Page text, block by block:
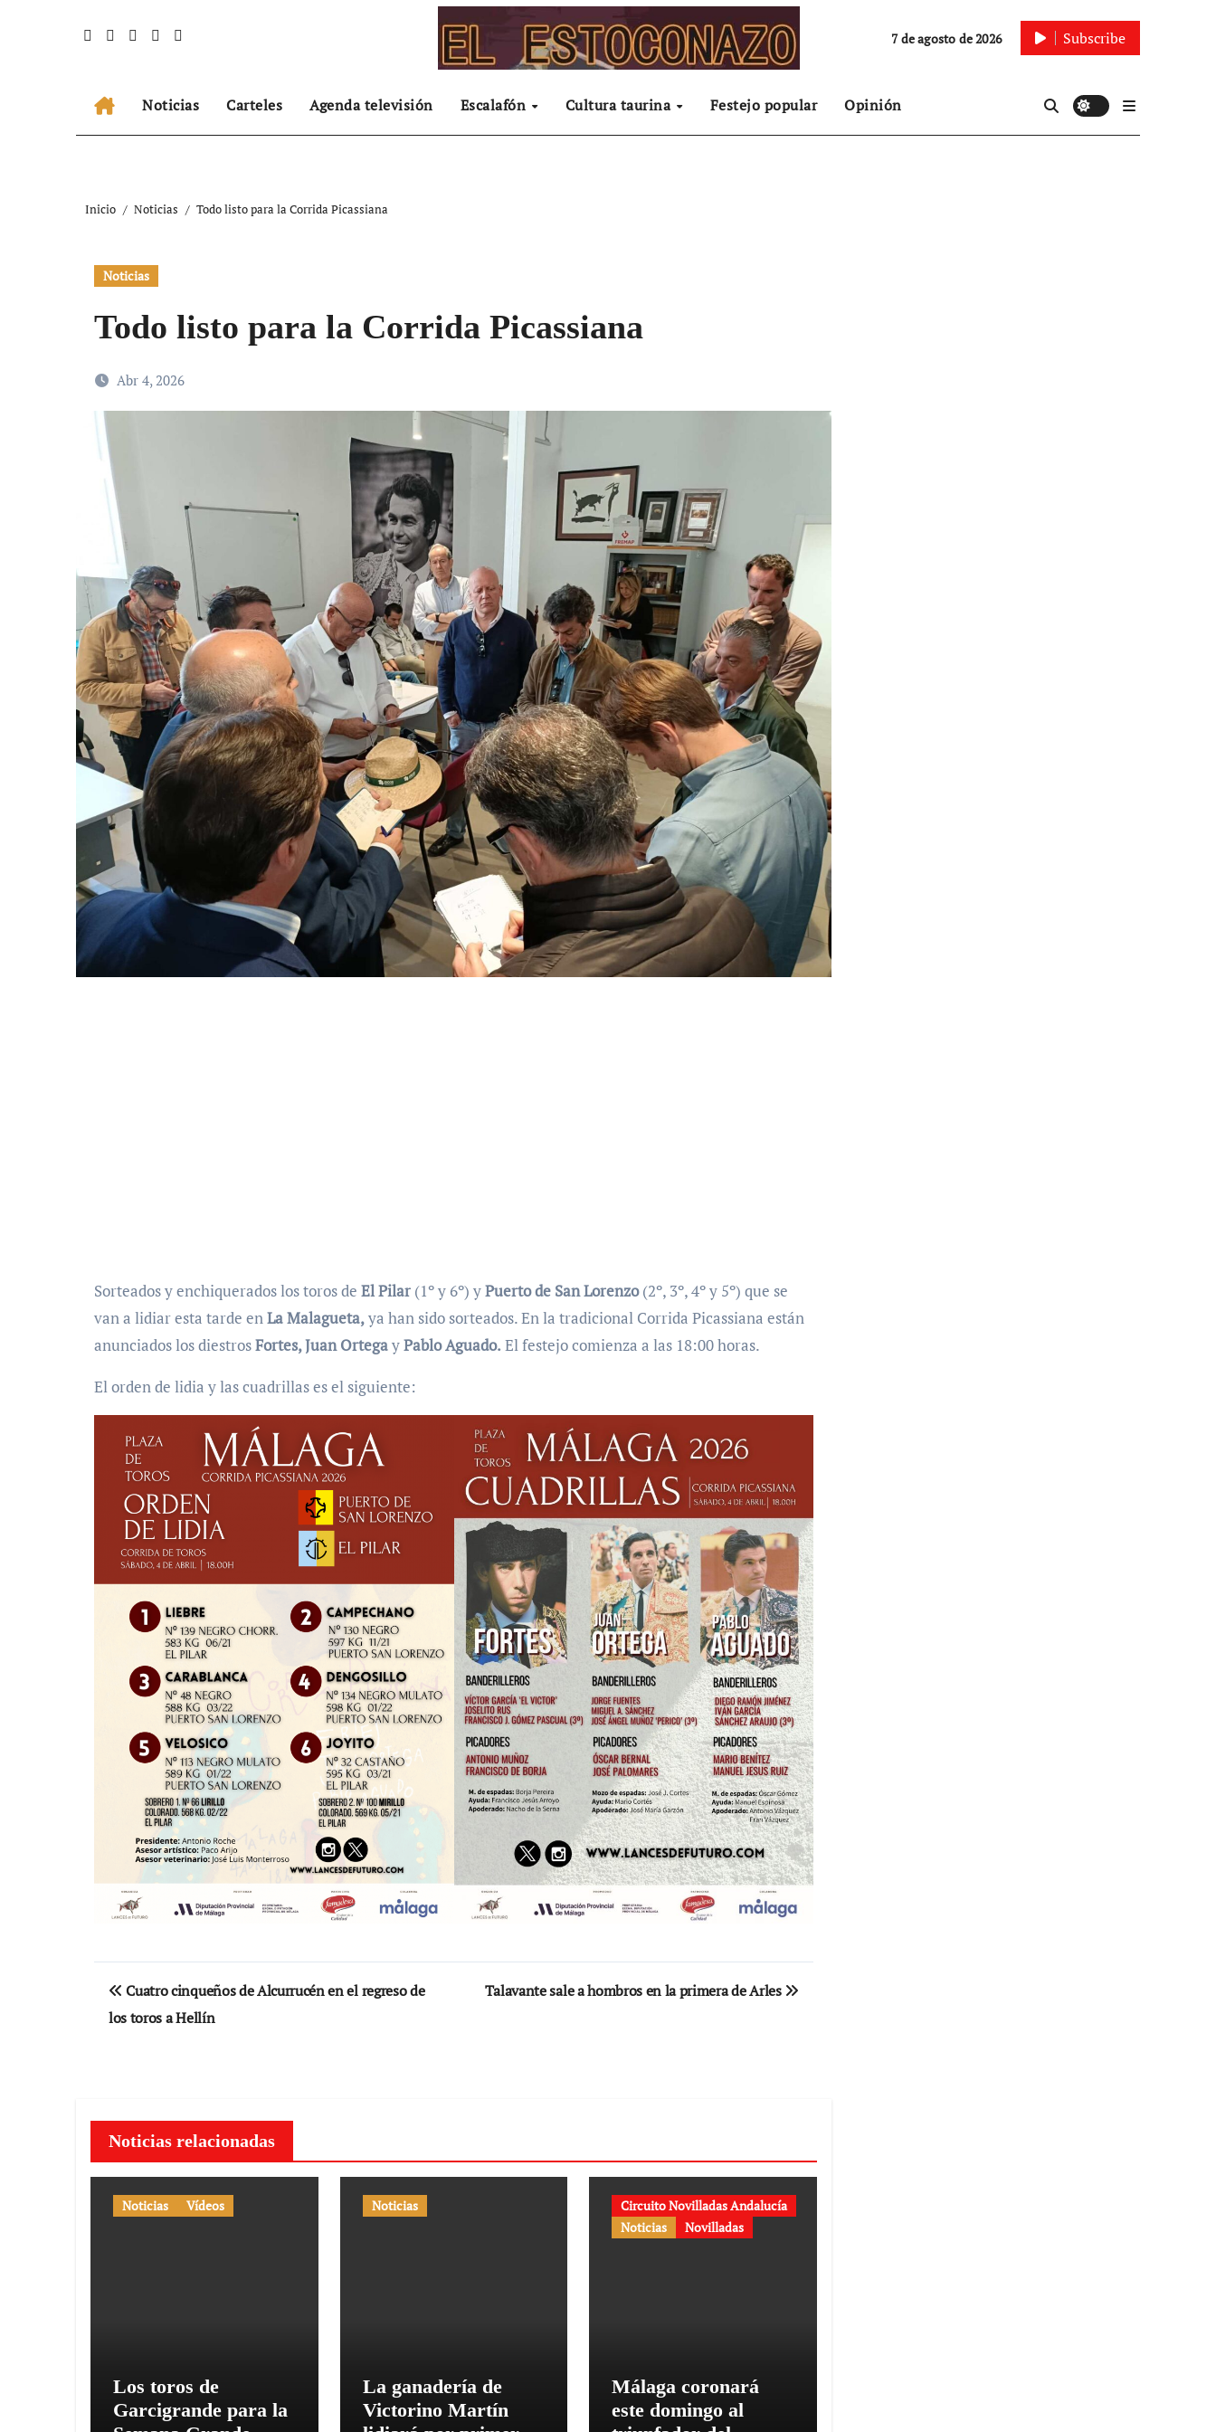
7 de agosto de 2026 Subscribe
Noticias Carteles Agenda televisión Escalafón Cultura taurina Festejo popular Opinión
Inicio Noticias Todo listo para la Corrida Picassiana
Noticias
Todo listo para la Corrida Picassiana
Abr 4, 2026
Sorteados y enchiquerados los toros de El Pilar (1º y 6º) yPuerto de San Lorenzo(2º, 3º, 4º y 5º) que se
van a lidiar esta tarde enLa Malagueta,ya han sido sorteados. En la tradicional Corrida Picassiana están
anunciados los diestrosFortes, Juan OrtegayPablo Aguado. El festejo comienza a las 18:00 horas.
El orden de lidia y las cuadrillas es el siguiente:
Navegación
de
Cuatro cinqueños de Alcurrucén en el regreso de
los toros a Hellín
Talavante sale a hombros en la primera de Arles
Noticias relacionadas
Noticias Vídeos
Los toros de
Garcigrande para la
Noticias
La ganadería de
Victorino Martín
Circuito Novilladas Andalucía
Noticias
Novilladas
Málaga coronará
este domingo al